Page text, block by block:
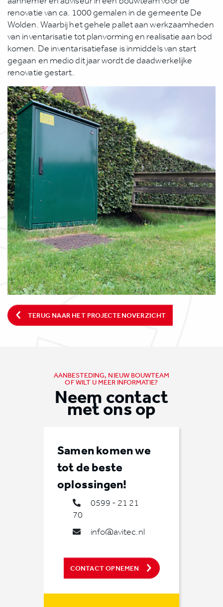
renovatie van ca. 1000 gemalen in de gemeente De
Wolden. Waarbij het gehele pallet aan werkzaamheden
van inventarisatie tot planvorming en realisatie aan bod
komen. De inventarisatiefase is inmiddels van start
gegaan en medio dit jaar wordt de daadwerkelijke
renovatie gestart.
TERUG NAAR HET PROJECTENOVERZICHT
AANBESTEDING, NIEUW BOUWTEAM
OF WILT U MEER INFORMATIE?
Neem contact
met ons op
Samen komen we
tot de beste
oplossingen!
0599 - 21 21
70
info@avitec.nl
CONTACT OPNEMEN